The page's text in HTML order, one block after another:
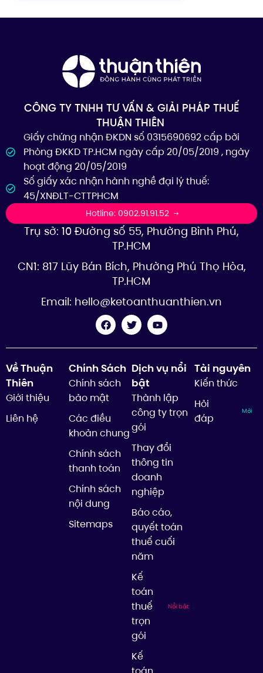
CÔNG TY TNHH TƯ VẤN & GIẢI PHÁP THUẾ
THUẬN THIÊN
Giấy chứng nhận ĐKDN số 0315690692 cấp bởi
Phòng ĐKKD TP.HCM ngày cấp 20/05/2019 , ngày
hoạt động 20/05/2019
Số giấy xác nhận hành nghề đại lý thuế:
45/XNĐLT-CTTPHCM
Hotline: 0902.91.91.52
Trụ sở: 10 Đường số 55, Phường Bình Phú,
TP.HCM
CN1: 817 Lũy Bán Bích, Phường Phú Thọ Hòa,
TP.HCM
Email: hello@ketoanthuanthien.vn
Về Thuận
Thiên
Giới thiệu
Liên hệ
Chính Sách
Chính sách
bảo mật
Các điều
khoản chung
Chính sách
thanh toán
Chính sách
nội dung
Sitemaps
Dịch vụ nổi
bật
Thành lập
công ty trọn
gói
Thay đổi
thông tin
doanh
nghiệp
Báo cáo,
quyết toán
thuế cuối
năm
Kế
toán
thuế
trọn
gói
Nổi bật
Kế
Tài nguyên
Kiến thức
Hỏi
đáp
Mới